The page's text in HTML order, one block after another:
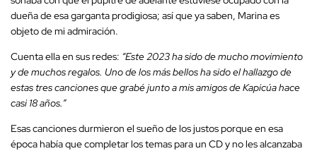
dueña de esa garganta prodigiosa; así que ya saben, Marina es
objeto de mi admiración.
Cuenta ella en sus redes: “Este 2023 ha sido de mucho movimiento
y de muchos regalos. Uno de los más bellos ha sido el hallazgo de
estas tres canciones que grabé junto a mis amigos de Kapicúa hace
casi 18 años.”
Esas canciones durmieron el sueño de los justos porque en esa
época había que completar los temas para un CD y no les alcanzaba